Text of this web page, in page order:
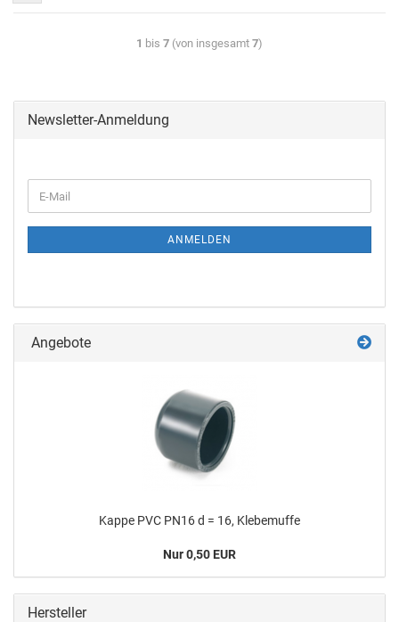
1 bis 7 (von insgesamt 7)
Newsletter-Anmeldung
ANMELDEN
Angebote
Kappe PVC PN16 d = 16, Kle­be­muf­fe
Nur 0,50 EUR
Hersteller